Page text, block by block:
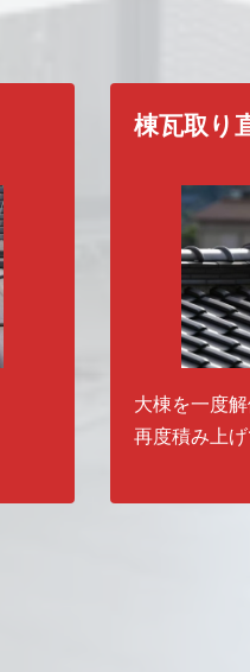
瓦屋根
棟瓦取り
大棟を一度
再度積み上げ